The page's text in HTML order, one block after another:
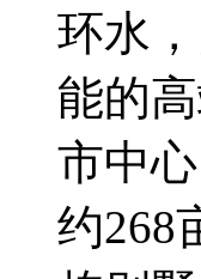
环水
能的
市中
约268